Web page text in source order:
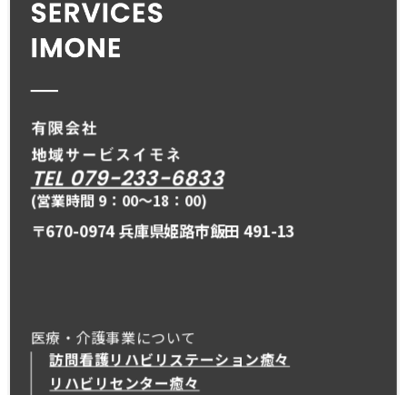
TEL 079-233-6833
(営業時間 9：00〜18：00)
〒670-0974 兵庫県姫路市飯田 491-13
医療・介護事業について
訪問看護リハビリステーション癒々
リハビリセンター癒々